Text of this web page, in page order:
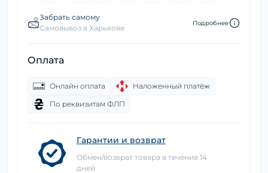
Забрать самому
Самовывоз в Харькове
Подробнее
Оплата
Онлайн оплата
Наложенный платёж
По реквизитам ФЛП
Гарантии и возврат
Обмен/возврат товара в течение 14
дней